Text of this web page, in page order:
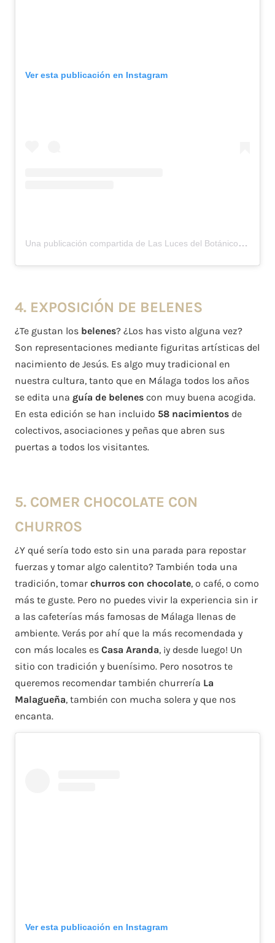
Ver esta publicación en Instagram
Una publicación compartida de Las Luces del Botánico – STELA
4. EXPOSICIÓN DE BELENES
¿Te gustan los belenes? ¿Los has visto alguna vez?
Son representaciones mediante figuritas artísticas del
nacimiento de Jesús. Es algo muy tradicional en
nuestra cultura, tanto que en Málaga todos los años
se edita una guía de belenes con muy buena acogida.
En esta edición se han incluido 58 nacimientos de
colectivos, asociaciones y peñas que abren sus
puertas a todos los visitantes.
5. COMER CHOCOLATE CON
CHURROS
¿Y qué sería todo esto sin una parada para repostar
fuerzas y tomar algo calentito? También toda una
tradición, tomar churros con chocolate, o café, o como
más te guste. Pero no puedes vivir la experiencia sin ir
a las cafeterías más famosas de Málaga llenas de
ambiente. Verás por ahí que la más recomendada y
con más locales es Casa Aranda, ¡y desde luego! Un
sitio con tradición y buenísimo. Pero nosotros te
queremos recomendar también churrería La
Malagueña, también con mucha solera y que nos
encanta.
Ver esta publicación en Instagram